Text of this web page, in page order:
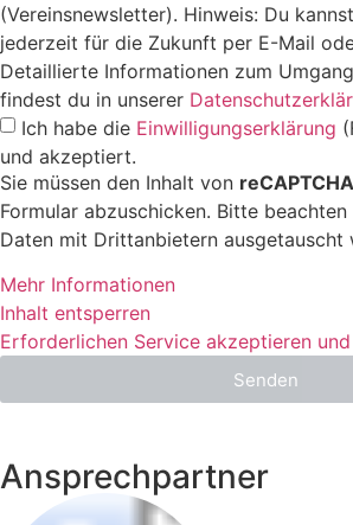
(Vereinsnewsletter). Hinweis: Du
jederzeit für die Zukunft per E-Mail
Detaillierte Informationen zum
findest du in unserer
Ich habe die Einwilligungserklärung
und akzeptiert.
Sie müssen den Inhalt von reCAPTCHA
Formular abzuschicken. Bitte beachten
Daten mit Drittanbietern ausgetauscht
Mehr Informationen
Inhalt entsperren
Erforderlichen Service akzeptieren
Senden
Ansprechpartner